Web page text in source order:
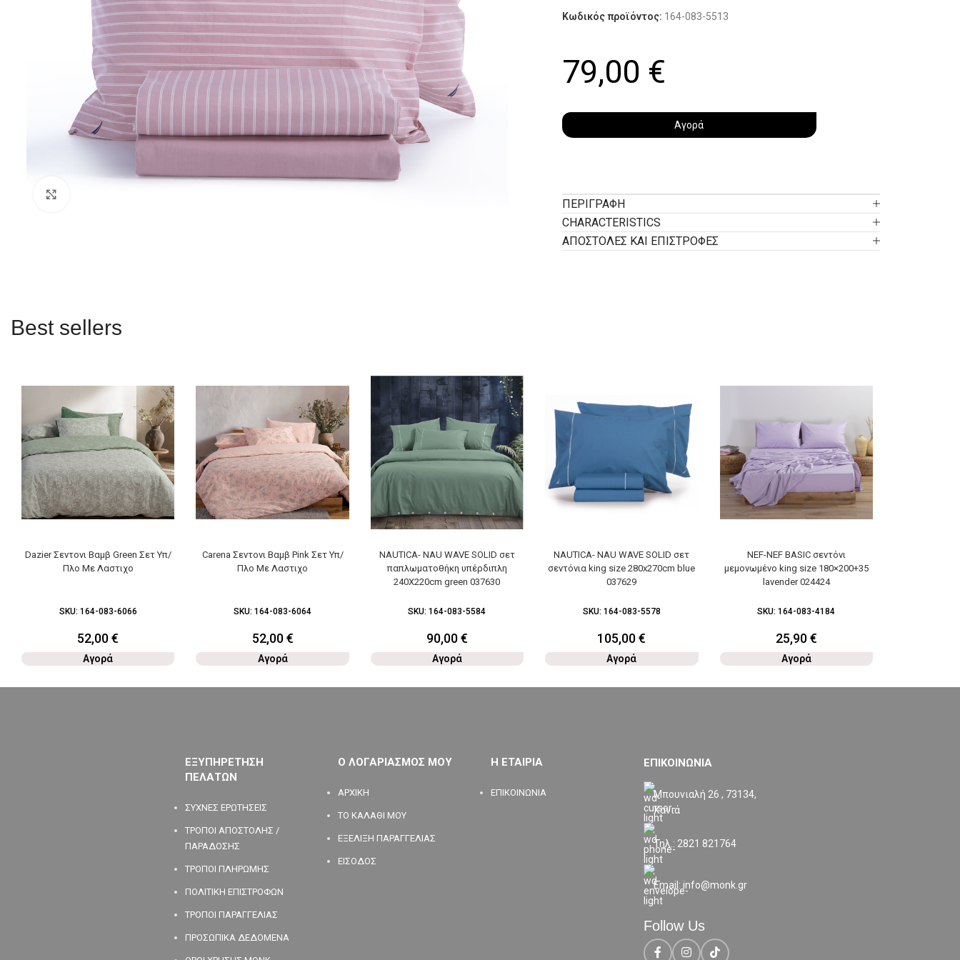
Κωδικός προϊόντος: 164-083-5513
79,00 €
Αγορά
ΠΕΡΙΓΡΑΦΉ
CHARACTERISTICS
ΑΠΟΣΤΟΛΕΣ ΚΑΙ ΕΠΙΣΤΡΟΦΕΣ
Best sellers
Dazier Σεντονι Βαμβ Green Σετ Υπ/
Πλο Με Λαστιχο
SKU: 164-083-6066
52,00€
Αγορά
Carena Σεντονι Βαμβ Pink Σετ Υπ/
Πλο Με Λαστιχο
SKU:164-083-6064
52,00€
Αγορά
NAUTICA- NAU WAVE SOLID σετ
παπλωματοθήκη υπέρδιπλη
240X220cm green 037630
SKU:164-083-5584
90,00€
Αγορά
NAUTICA- NAU WAVE SOLID σετ
σεντόνια king size 280x270cm blue
037629
SKU: 164-083-5578
105,00€
Αγορά
NEF-NEF BASIC σεντόνι
μεμονωμένο king size 180×200+35
lavender 024424
SKU:164-083-4184
25,90€
Αγορά
ΕΞΥΠΗΡΕΤΗΣΗ
ΠΕΛΑΤΩΝ
ΣΥΧΝΕΣ ΕΡΩΤΗΣΕΙΣ
ΤΡΟΠΟΙ ΑΠΟΣΤΟΛΗΣ /
ΠΑΡΑΔΟΣΗΣ
ΤΡΟΠΟΙ ΠΛΗΡΩΜΗΣ
ΠΟΛΙΤΙΚΗ ΕΠΙΣΤΡΟΦΩΝ
ΤΡΟΠΟΙ ΠΑΡΑΓΓΕΛΙΑΣ
ΠΡΟΣΩΠΙΚΑ ΔΕΔΟΜΕΝΑ
Ο ΛΟΓΑΡΙΑΣΜΟΣ ΜΟΥ
ΑΡΧΙΚΗ
ΤΟ ΚΑΛΑΘΙ ΜΟΥ
ΕΞΕΛΙΞΗ ΠΑΡΑΓΓΕΛΙΑΣ
ΕΙΣΟΔΟΣ
Η ΕΤΑΙΡΙΑ
ΕΠΙΚΟΙΝΩΝΙΑ
ΕΠΙΚΟΙΝΩΝΙΑ
Μπουνιαλή 26 , 73134,
Χανιά
Τηλ.: 2821 821764
Email: info@monk.gr
Follow Us